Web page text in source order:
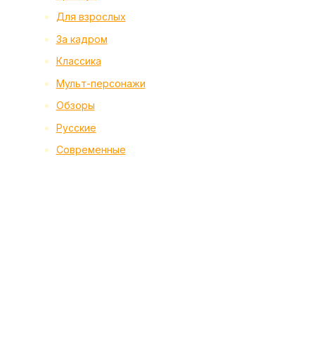
Для взрослых
За кадром
Классика
Мульт-персонажи
Обзоры
Русские
Современные